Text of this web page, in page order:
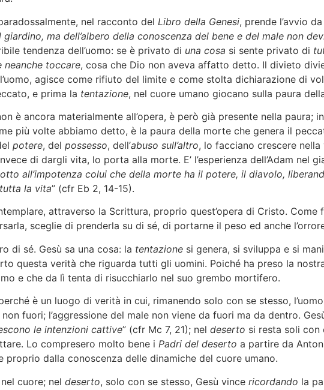
nel racconto del Libro della Genesi, prende l’avvio
ma dell’albero della conoscenza del bene e del male non
tendenza dell’uomo: se è privato di una cosa si sente privato di
neanche toccare, cosa che Dio non aveva affatto detto. Il divieto
agisce come rifiuto del limite e come stolta dichiarazione di
e prima la tentazione, nel cuore umano giocano sulla paura
è ancora materialmente all’opera, è però già presente nella paura;
più volte abbiamo detto, è la paura della morte che genera il
potere, del possesso, dell’abuso sull’altro, lo facciano crescere
di dargli vita, lo porta alla morte. E’ l’esperienza dell’Adam nel
all’impotenza colui che della morte ha il potere, il diavolo,
la vita” (cfr Eb 2, 14-15).
attraverso la Scrittura, proprio quest’opera di Cristo. Come
sceglie di prenderla su di sé, di portarne il peso ed anche
di sé. Gesù sa una cosa: la tentazione si genera, si sviluppa e si
questa verità che riguarda tutti gli uomini. Poiché ha preso la
e che da lì tenta di risucchiarlo nel suo grembo mortifero.
è un luogo di verità in cui, rimanendo solo con se stesso,
fuori; l’aggressione del male non viene da fuori ma da dentro.
le intenzioni cattive” (cfr Mc 7, 21); nel deserto si resta soli con
Lo compresero molto bene i Padri del deserto a partire da
proprio dalla conoscenza delle dinamiche del cuore umano.
cuore; nel deserto, solo con se stesso, Gesù vince ricordando la